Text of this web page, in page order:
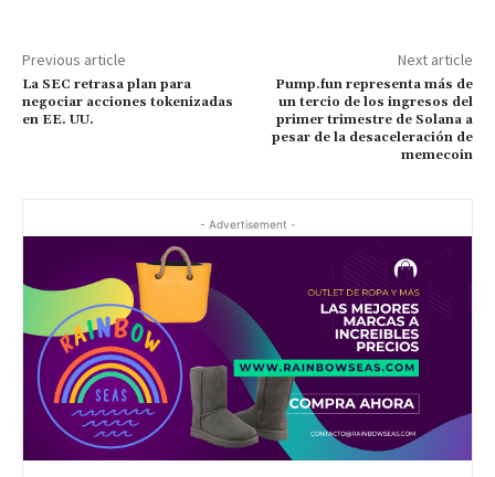
Previous article
La SEC retrasa plan para
negociar acciones tokenizadas
en EE. UU.
Next article
Pump.fun representa más de
un tercio de los ingresos del
primer trimestre de Solana a
pesar de la desaceleración de
memecoin
- Advertisement -